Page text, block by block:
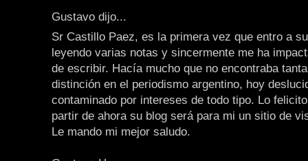
Gustavo dijo...
Sr Castillo Paez, es la primera vez que entro a
leyendo varias notas y sincermente me ha
de escribir. Hacía mucho que no encontraba
distinción en el periodismo argentino, hoy
contaminado por intereses de todo tipo. Lo
partir de ahora su blog será para mi un sitio de
Le mando mi mejor saludo.